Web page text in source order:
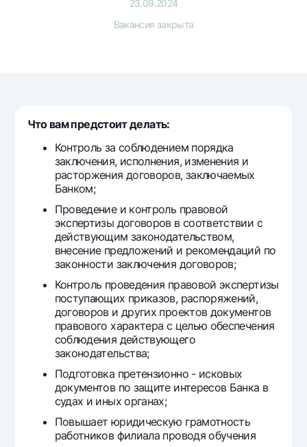
До востребования USD
Garmin pay
Мобильное приложение Milliy
Часто задаваемые вопросы
Ищите по сайту
Найти
Полезные ссылки
Часто задаваемые вопросы
Пресс-центр
Офисы и банкоматы
Согласие на обработку персональных данных
Следите за нами в соцсетях
Контакт-центр
+998 78 148-00-10 1344
23.09.2024
Вакансия закрыта
Что вам предстоит делать:
Контроль за соблюдением порядка
заключения, исполнения, изменения и
расторжения договоров, заключаемых
Банком;
Проведение и контроль правовой
экспертизы договоров в соответствии с
действующим законодательством,
внесение предложений и рекомендаций по
законности заключения договоров;
Контроль проведения правовой экспертизы
поступающих приказов, распоряжений,
договоров и других проектов документов
правового характера с целью обеспечения
соблюдения действующего
законодательства;
Подготовка претензионно - исковых
документов по защите интересов Банка в
судах и иных органах;
Повышает юридическую грамотность
работников филиала проводя обучения